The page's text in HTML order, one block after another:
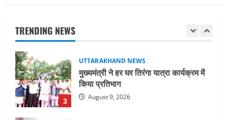
TRENDING NEWS
3
4
UTTARAKHAND NEWS
15 अगस्त तक ई-केवाईसी नहीं कराई तो गैस
आपूर्ति पर पड़ सकता है असर
August 8, 2026